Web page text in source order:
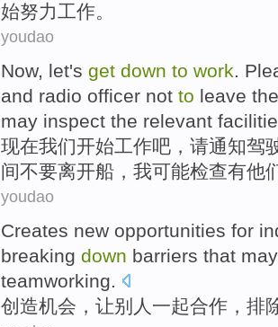
始努力工作。
youdao
Now, let's get down to work.
and radio officer not to leave
may inspect the relevant
现在我们开始工作吧 ， 请通知驾
间不要离开船 ， 我可能检查有他
youdao
Creates new opportunities for
breaking down barriers that
teamworking.
创造机会 ，让别人 一起合作，排